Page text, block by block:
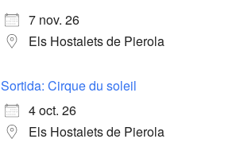
7 nov. 26
Els Hostalets de Pierola
Sortida: Cirque du soleil
4 oct. 26
Els Hostalets de Pierola